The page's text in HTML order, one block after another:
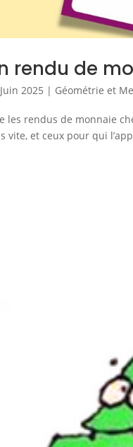
rendu de
2025 | Géométrie et
les rendus de monnaie
vite, et ceux pour qui